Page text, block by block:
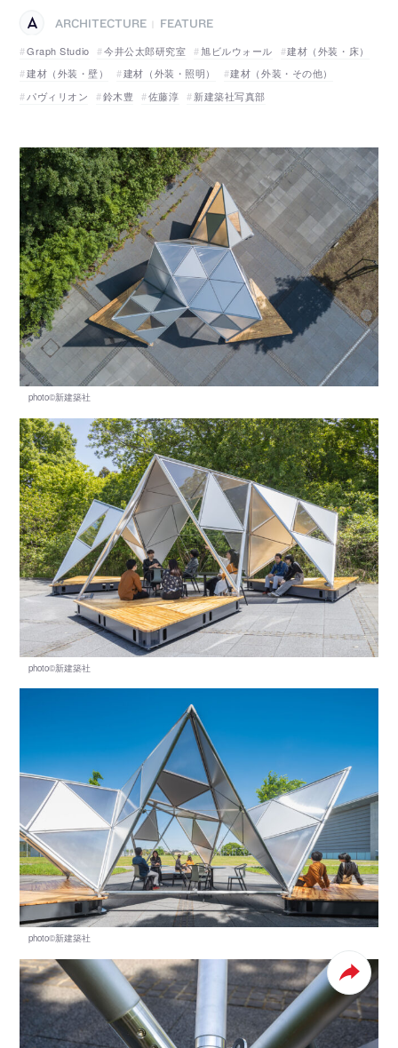
ARCHITECTURE
FEATURE
Graph Studio
今井公太郎研究室 旭ビルウォール
建材（外装・床）
建材（外装・壁）
建材（外装・照明）
建材（外装・その他）
パヴィリオン
鈴木豊 佐藤淳 新建築社写真部